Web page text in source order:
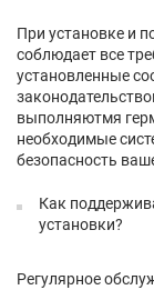
При установке и
соблюдает все
установленные
выполняютмя
необходимые
безопасность
Как
установки?
Регулярное